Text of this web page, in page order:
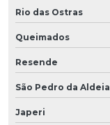
Rio das Ostras
Queimados
Resende
São Pedro da Aldeia
Japeri